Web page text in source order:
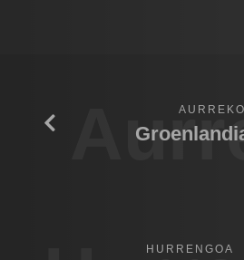
HURRENGOA